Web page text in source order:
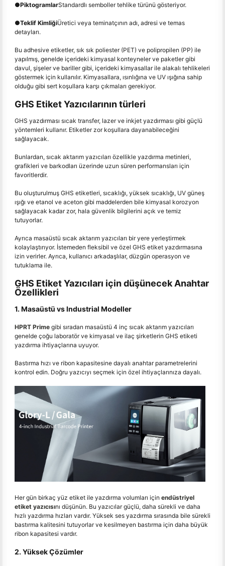
●PiktogramlarStandardlı semboller tehlike türünü gösteriyor.
●Teklif KimliğiÜretici veya teminatçının adı, adresi ve temas
detayları.
Bu adhesive etiketler, sık sık poliester (PET) ve polipropilen (PP) ile
yapılmış, genelde içerideki kimyasal konteyneler ve paketler gibi
davul, şişeler ve bariller gibi, içerideki kimyasallar ile alakalı tehlikeleri
göstermek için kullanılır. Kimyasallara, ısınlığına ve UV ışığına sahip
olduğu gibi sert koşullara karşı çıkmaları gerekiyor.
GHS Etiket Yazıcılarının türleri
GHS yazdırması sıcak transfer, lazer ve inkjet yazdırması gibi güçlü
yöntemleri kullanır. Etiketler zor koşullara dayanabileceğini
sağlayacak.
Bunlardan, sıcak aktarım yazıcıları özellikle yazdırma metinleri,
grafikleri ve barkodları üzerinde uzun süren performansları için
favoritlerdir.
Bu oluşturulmuş GHS etiketleri, sıcaklığı, yüksek sıcaklığı, UV güneş
ışığı ve etanol ve aceton gibi maddelerden bile kimyasal korozyon
sağlayacak kadar zor, hala güvenlik bilgilerini açık ve temiz
tutuyorlar.
Ayrıca masaüstü sıcak aktarım yazıcıları bir yere yerleştirmek
kolaylaştırıyor. İstemeden fleksibil ve özel GHS etiket yazdırmasına
izin verirler. Ayrıca, kullanıcı arkadaşlılar, düzgün operasyon ve
tutuklama ile.
GHS Etiket Yazıcıları için düşünecek Anahtar
Özellikleri
1. Masaüstü vs Industrial Modeller
HPRT Prime gibi sıradan masaüstü 4 inç sıcak aktarım yazıcıları
genelde çoğu laboratör ve kimyasal ve ilaç şirketlerin GHS etiketi
yazdırma ihtiyaçlarına uyuyor.
Bastırma hızı ve ribon kapasitesine dayalı anahtar parametrelerini
kontrol edin. Doğru yazıcıyı seçmek için özel ihtiyaçlarınıza dayalı.
Her gün birkaç yüz etiket ile yazdırma volumları için endüstriyel
etiket yazıcısını düşünün. Bu yazıcılar güçlü, daha sürekli ve daha
hızlı yazdırma hızları vardır. Yüksek ses yazdırma sırasında bile sürekli
bastırma kalitesini tutuyorlar ve kesilmeyen bastırma için daha büyük
ribon kapasitesi vardır.
2. Yüksek Çözümler